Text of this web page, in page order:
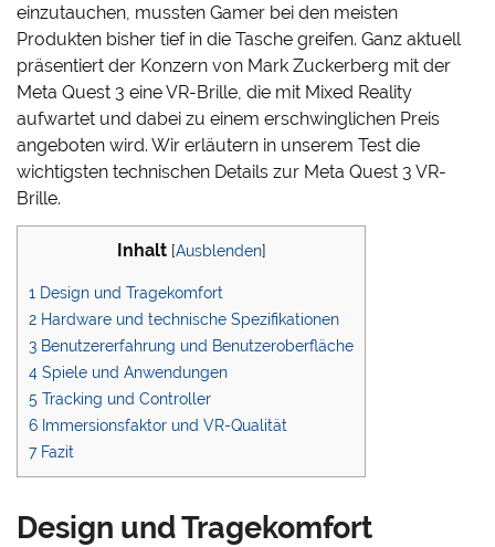
einzutauchen, mussten Gamer bei den meisten
Produkten bisher tief in die Tasche greifen. Ganz aktuell
präsentiert der Konzern von Mark Zuckerberg mit der
Meta Quest 3 eine VR-Brille, die mit Mixed Reality
aufwartet und dabei zu einem erschwinglichen Preis
angeboten wird. Wir erläutern in unserem Test die
wichtigsten technischen Details zur Meta Quest 3 VR-
Brille.
Inhalt [Ausblenden]
1 Design und Tragekomfort
2 Hardware und technische Spezifikationen
3 Benutzererfahrung und Benutzeroberfläche
4 Spiele und Anwendungen
5 Tracking und Controller
6 Immersionsfaktor und VR-Qualität
7Fazit
Design und Tragekomfort